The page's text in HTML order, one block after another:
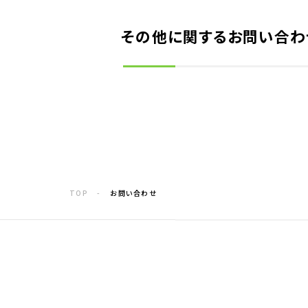
その他に関するお問い合
TOP お問い合わせ